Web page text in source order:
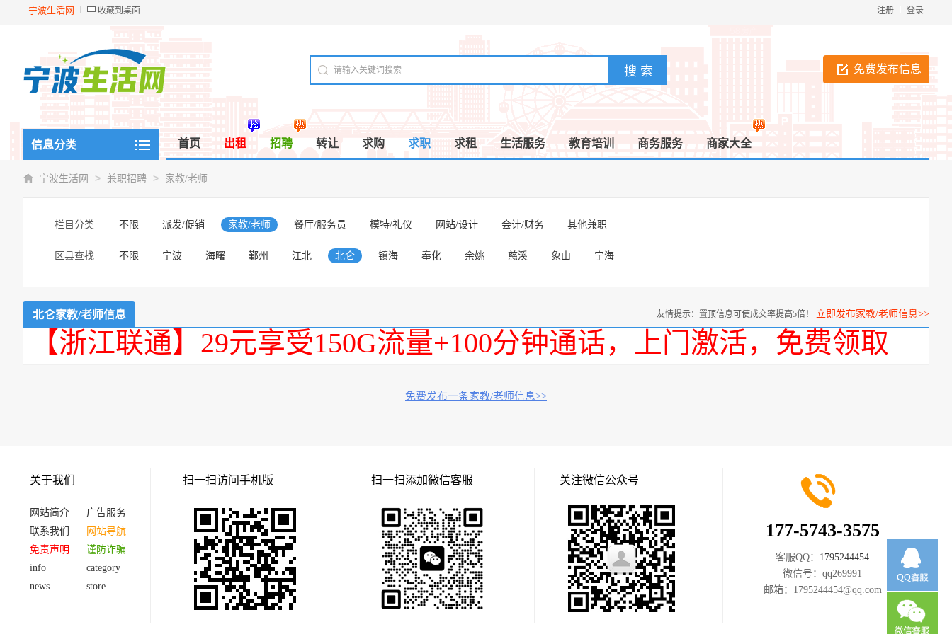
宁波生活网 收藏到桌面 登录
注册
免费发布信息
信息分类 首页 出租 招聘 转让 求购 求职 求租 生活服务 教育培训 商务服务 商家大全
宁波生活网 > 兼职招聘 > 家教/老师
栏目分类 不限 派发/促销 家教/老师 餐厅/服务员 模特/礼仪 网站/设计 会计/财务 其他兼职
区县查找 不限 宁波 海曙 鄞州 江北 北仑 镇海 奉化 余姚 慈溪 象山 宁海
北仑家教/老师信息 友情提示：置顶信息可使成交率提高5倍！ 立即发布家教/老师信息>>
【浙江联通】29元享受150G流量+100分钟通话，上门激活，免费领取
免费发布一条家教/老师信息>>
关于我们
网站简介
广告服务
联系我们
网站导航
免责声明
谨防诈骗
info
category
news
store
扫一扫访问手机版 扫一扫添加微信客服 关注微信公众号
177-5743-3575
客服QQ： 1795244454
微信号： qq269991
邮箱： 1795244454@qq.com